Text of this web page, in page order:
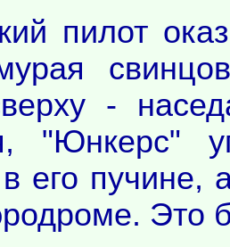
пилот
-
"Юнкерс"
его пучине,
Это